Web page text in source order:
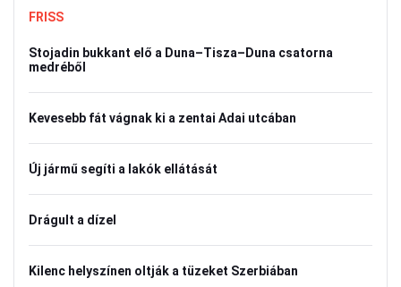
FRISS
Stojadin bukkant elő a Duna–Tisza–Duna csatorna
medréből
Kevesebb fát vágnak ki a zentai Adai utcában
Új jármű segíti a lakók ellátását
Drágult a dízel
Kilenc helyszínen oltják a tüzeket Szerbiában